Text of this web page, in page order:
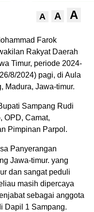
A A A
Farok
Rakyat Daerah
Timur, periode 2024-
8/2024) pagi, di Aula
Madura, Jawa-timur.
Sampang Rudi
OPD, Camat,
Pimpinan Parpol.
Panyerangan
Jawa-timur. yang
dan sangat peduli
masih dipercaya
sebagai anggota
Dapil 1 Sampang.